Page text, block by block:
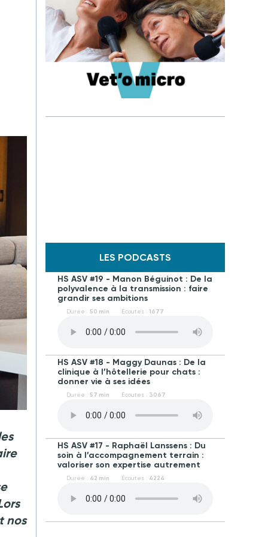
nos
LES PODCASTS
HS ASV #19 - Manon Béguinot : De la
polyvalence à la transmission : faire
grandir ses ambitions
Durée : 50 min Écoutes : 1677
HS ASV #18 - Maggy Daunas : De la
clinique à l’hôtellerie pour chats :
donner vie à ses idées
Durée : 57 min Écoutes : 3067
HS ASV #17 - Raphaël Lanssens : Du
soin à l’accompagnement terrain :
valoriser son expertise autrement
Durée : 42 min Écoutes : 4224